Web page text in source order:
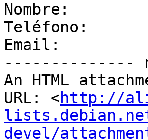
Nombre:
Teléfono:
Email:
--------------
An HTML
URL: <http://
devel/